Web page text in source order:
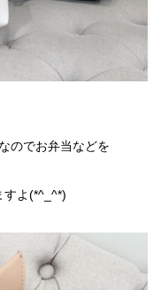
のでお弁当などを
すよ(*^_^*)